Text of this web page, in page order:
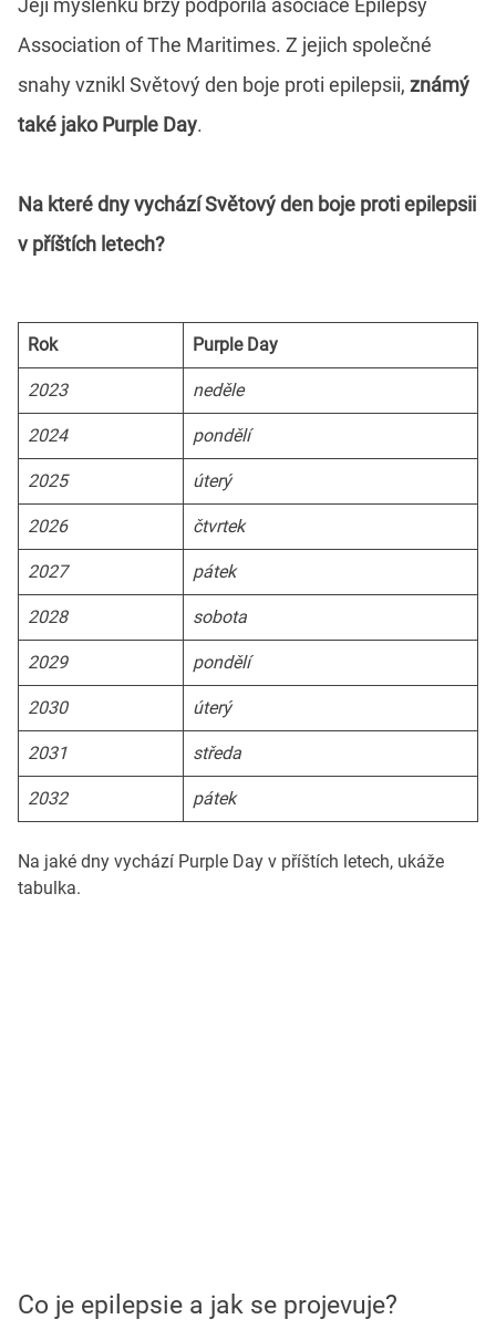
Její myšlenku brzy podpořila asociace Epilepsy
Association of The Maritimes. Z jejich společné
snahy vznikl Světový den boje proti epilepsii, známý
také jako Purple Day.
Na které dny vychází Světový den boje proti epilepsii
v příštích letech?
Rok Purple Day
2023 neděle
2024 pondělí
2025 úterý
2026 čtvrtek
2027 pátek
2028 sobota
2029 pondělí
2030 úterý
2031 středa
2032 pátek
Na jaké dny vychází Purple Day v příštích letech, ukáže
tabulka.
Co je epilepsie a jak se projevuje?